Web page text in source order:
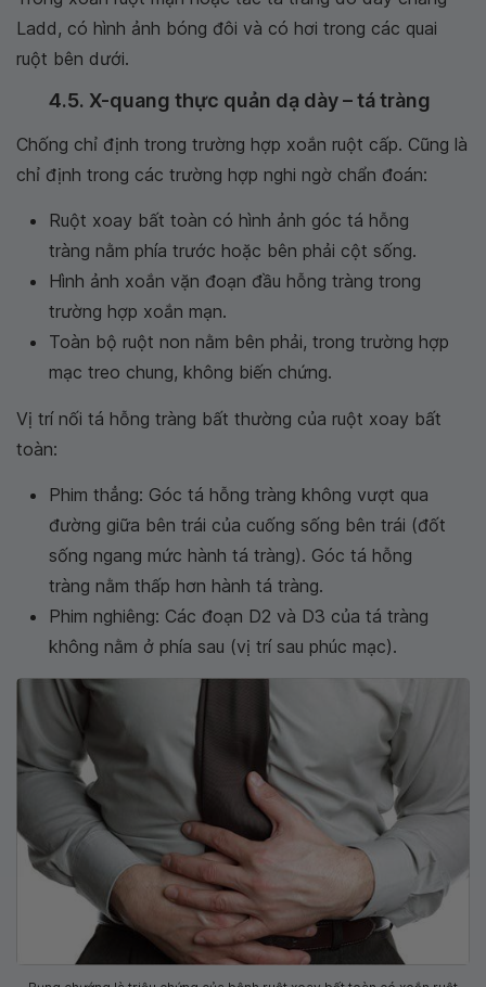
Ladd, có hình ảnh bóng đôi và có hơi trong các quai
ruột bên dưới.
4.5. X-quang thực quản dạ dày – tá tràng
Chống chỉ định trong trường hợp xoắn ruột cấp. Cũng là
chỉ định trong các trường hợp nghi ngờ chẩn đoán:
Ruột xoay bất toàn có hình ảnh góc tá hỗng
tràng nằm phía trước hoặc bên phải cột sống.
Hình ảnh xoắn vặn đoạn đầu hỗng tràng trong
trường hợp xoắn mạn.
Toàn bộ ruột non nằm bên phải, trong trường hợp
mạc treo chung, không biến chứng.
Vị trí nối tá hỗng tràng bất thường của ruột xoay bất
toàn:
Phim thẳng: Góc tá hỗng tràng không vượt qua
đường giữa bên trái của cuống sống bên trái (đốt
sống ngang mức hành tá tràng). Góc tá hỗng
tràng nằm thấp hơn hành tá tràng.
Phim nghiêng: Các đoạn D2 và D3 của tá tràng
không nằm ở phía sau (vị trí sau phúc mạc).